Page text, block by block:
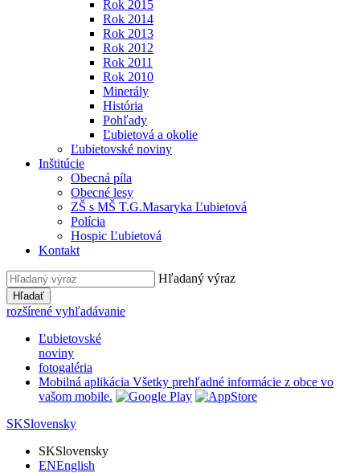
Rok 2015
Rok 2014
Rok 2013
Rok 2012
Rok 2011
Rok 2010
Minerály
História
Pohľady
Ľubietová a okolie
Ľubietovské noviny
Inštitúcie
Obecná píla
Obecné lesy
ZŠ s MŠ T.G.Masaryka Ľubietová
Polícia
Hospic Ľubietová
Kontakt
Hľadaný výraz
Hľadať
rozšírené vyhľadávanie
Ľubietovské
noviny
fotogaléria
Mobilná aplikácia Všetky prehľadné informácie z obce vo
vašom mobile.
SKSlovensky
SKSlovensky
ENEnglish